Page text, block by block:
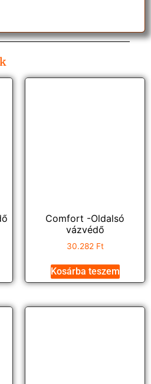
Comfort -Oldalsó
vázvédő
30.282 Ft
Kosárba teszem